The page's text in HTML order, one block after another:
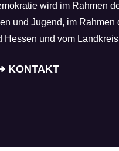
wird im Rahmen
und Jugend, im
Hessen und vom
KONTAKT